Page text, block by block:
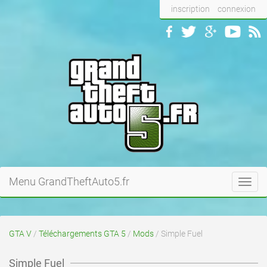
inscription connexion
Menu GrandTheftAuto5.fr
GTA V / Téléchargements GTA 5 / Mods / Simple Fuel
Simple Fuel